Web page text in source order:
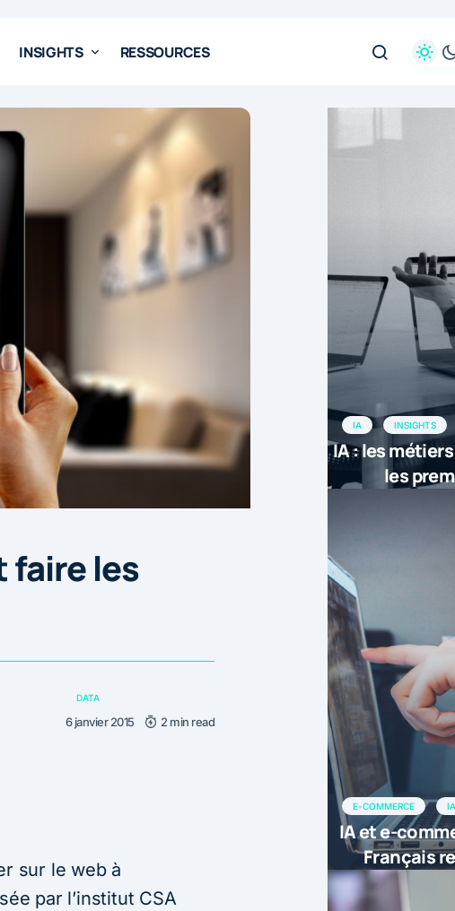
INSIGHTS RESSOURCES
faire les
DATA
6 janvier 2015 2 min read
sur le web à
par l’institut CSA
IA INSIGHTS
IA : les
les
E-COMMERCE IA
IA et e-
Français